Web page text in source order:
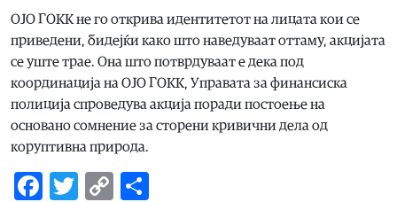
ОЈО ГОКК не го открива идентитетот на лицата кои се
приведени, бидејќи како што наведуваат оттаму, акцијата
се уште трае. Она што потврдуваат е дека под
координација на ОЈО ГОКК, Управата за финансиска
полиција спроведува акција поради постоење на
основано сомнение за сторени кривични дела од
коруптивна природа.
Facebook
Twitter
Copy